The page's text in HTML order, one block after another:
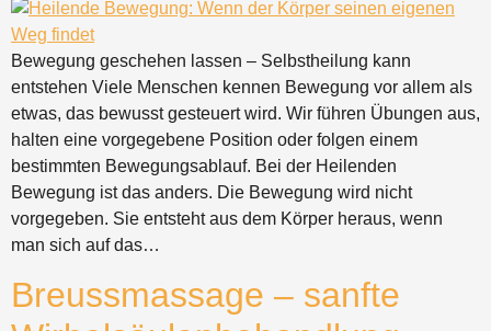
Bewegung geschehen lassen – Selbstheilung kann
entstehen Viele Menschen kennen Bewegung vor allem als
etwas, das bewusst gesteuert wird. Wir führen Übungen aus,
halten eine vorgegebene Position oder folgen einem
bestimmten Bewegungsablauf. Bei der Heilenden
Bewegung ist das anders. Die Bewegung wird nicht
vorgegeben. Sie entsteht aus dem Körper heraus, wenn
man sich auf das…
Breussmassage – sanfte